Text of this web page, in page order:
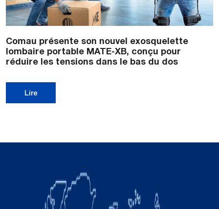
Comau présente son nouvel exosquelette
lombaire portable MATE-XB, conçu pour
réduire les tensions dans le bas du dos
Lire